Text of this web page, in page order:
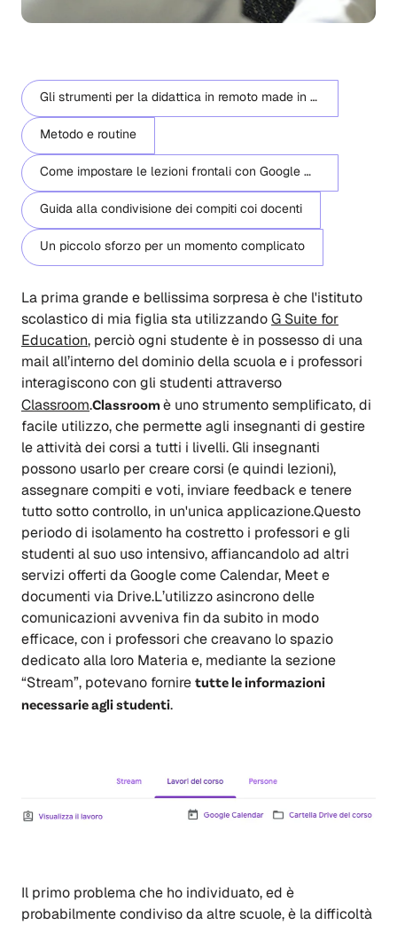
Gli strumenti per la didattica in remoto made in Google
Metodo e routine
Come impostare le lezioni frontali con Google Meet
Guida alla condivisione dei compiti coi docenti
Un piccolo sforzo per un momento complicato
La prima grande e bellissima sorpresa è che l'istituto
scolastico di mia figlia sta utilizzandoG Suite for
Education, perciò ogni studente è in possesso di una
mail all’interno del dominio della scuola e i professori
interagiscono con gli studenti attraverso
Classroom.Classroomè uno strumento semplificato, di
facile utilizzo, che permette agli insegnanti di gestire
le attività dei corsi a tutti i livelli. Gli insegnanti
possono usarlo per creare corsi (e quindi lezioni),
assegnare compiti e voti, inviare feedback e tenere
tutto sotto controllo, in un'unica applicazione.Questo
periodo di isolamento ha costretto i professori e gli
studenti al suo uso intensivo, affiancandolo ad altri
servizi offerti da Google come Calendar, Meet e
documenti via Drive.L’utilizzo asincrono delle
comunicazioni avveniva fin da subito in modo
efficace, con i professori che creavano lo spazio
dedicato alla loro Materia e, mediante la sezione
“Stream”, potevano fornire tutte le informazioni
necessarie agli studenti.
Il primo problema che ho individuato, ed è
probabilmente condiviso da altre scuole, è la difficoltà